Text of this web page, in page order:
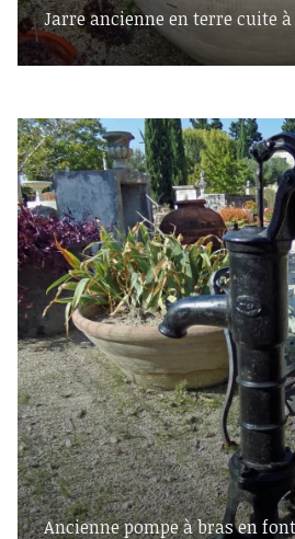
Jarre ancienne en terre cuite à
Ancienne pompe à bras en